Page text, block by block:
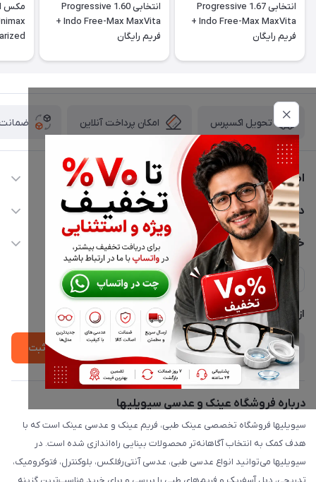
انتخابی 1.67 Progressive
Indo Free-Max MaxVita +
فريم رايگان
انتخابی 1.60 Progressive
Indo Free-Max MaxVita +
فريم رايگان
تحویل اکسپرس امکان پرداخت آنلاین ضمانت
اطلاعات تماس
02177116909
info@civiliha.com
ارسال فوری در تهران + ارسال به سراسر کشور
دسترسی سریع
حساب کاربری
مجله فروشگاه
لیست محصولات
درباره ما
خدمات مشتریان
حریم خصوصی
پشتیبانی واتساپ 09397003162
از جدید‌ترین تخفیف‌ها با‌ خبر شوید
ثبت
درباره فروشگاه عینک و عدسی سیویلیها
سیویلیها فروشگاه تخصصی عینک طبی، فریم عینک و عدسی عینک است که با
هدف کمک به انتخاب آگاهانه‌تر محصولات بینایی راه‌اندازی شده است. در
سیویلیها می‌توانید انواع عدسی طبی، عدسی آنتی‌رفلکس، بلوکنترل، فتوکرومیک،